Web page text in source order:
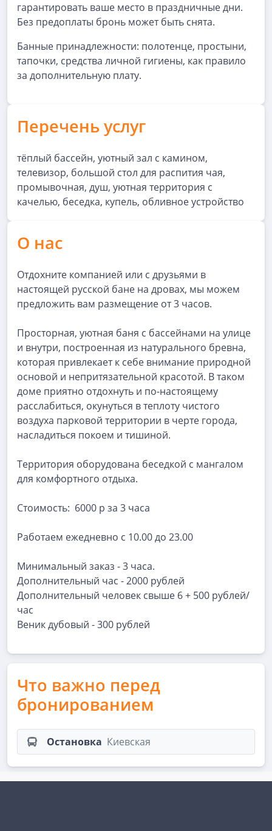
гарантировать ваше место в праздничные дни.
Без предоплаты бронь может быть снята.
Банные принадлежности: полотенце, простыни,
тапочки, средства личной гигиены, как правило
за дополнительную плату.
Перечень услуг
тёплый бассейн, уютный зал с камином,
телевизор, большой стол для распития чая,
промывочная, душ, уютная территория с
качелью, беседка, купель, обливное устройство
О нас
Отдохните компанией или с друзьями в
настоящей русской бане на дровах, мы можем
предложить вам размещение от 3 часов.
Просторная, уютная баня с бассейнами на улице
и внутри, построенная из натурального бревна,
которая привлекает к себе внимание природной
основой и непритязательной красотой. В таком
доме приятно отдохнуть и по-настоящему
расслабиться, окунуться в теплоту чистого
воздуха парковой территории в черте города,
насладиться покоем и тишиной.
Территория оборудована беседкой с мангалом
для комфортного отдыха.
Стоимость: 6000 р за 3 часа
Работаем ежедневно с 10.00 до 23.00
Минимальный заказ - 3 часа.
Дополнительный час - 2000 рублей
Дополнительный человек свыше 6 + 500 рублей/
час
Веник дубовый - 300 рублей
Что важно перед
бронированием
Остановка Киевская